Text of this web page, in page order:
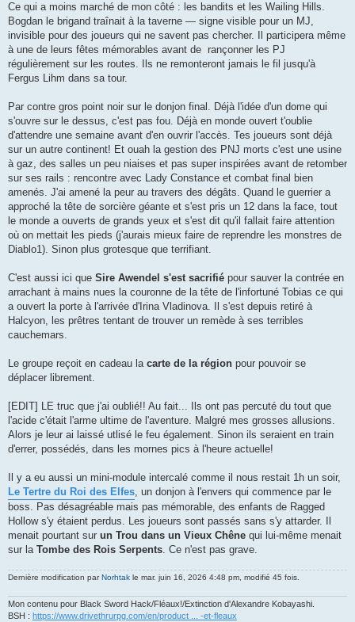
Ce qui a moins marché de mon côté : les bandits et les Wailing Hills.
Bogdan le brigand traînait à la taverne — signe visible pour un MJ,
invisible pour des joueurs qui ne savent pas chercher. Il participera même
à une de leurs fêtes mémorables avant de rançonner les PJ
régulièrement sur les routes. Ils ne remonteront jamais le fil jusqu'à
Fergus Lihm dans sa tour.
Par contre gros point noir sur le donjon final. Déjà l'idée d'un dome qui
s'ouvre sur le dessus, c'est pas fou. Déjà en monde ouvert t'oublie
d'attendre une semaine avant d'en ouvrir l'accès. Tes joueurs sont déjà
sur un autre continent! Et ouah la gestion des PNJ morts c'est une usine
à gaz, des salles un peu niaises et pas super inspirées avant de retomber
sur ses rails : rencontre avec Lady Constance et combat final bien
amenés. J'ai amené la peur au travers des dégâts. Quand le guerrier a
approché la tête de sorcière géante et s'est pris un 12 dans la face, tout
le monde a ouverts de grands yeux et s'est dit qu'il fallait faire attention
où on mettait les pieds (j'aurais mieux faire de reprendre les monstres de
Diablo1). Sinon plus grotesque que terrifiant.
C'est aussi ici que Sire Awendel s'est sacrifié pour sauver la contrée en
arrachant à mains nues la couronne de la tête de l'infortuné Tobias ce qui
a ouvert la porte à l'arrivée d'Irina Vladinova. Il s'est depuis retiré à
Halcyon, les prêtres tentant de trouver un remède à ses terribles
cauchemars.
Le groupe reçoit en cadeau lacarte de la région pour pouvoir se
déplacer librement.
[EDIT] LE truc que j'ai oublié!! Au fait... Ils ont pas percuté du tout que
l'acide c'était l'arme ultime de l'aventure. Malgré mes grosses allusions.
Alors je leur ai laissé utlisé le feu également. Sinon ils seraient en train
d'errer, possédés, dans les mornes pics à l'heure actuelle!
Il y a eu aussi un mini-module intercalé comme il nous restait 1h un soir,
Le Tertre du Roi des Elfes, un donjon à l'envers qui commence par le
boss. Pas désagréable mais pas mémorable, des enfants de Ragged
Hollow s'y étaient perdus. Les joueurs sont passés sans s'y attarder. Il
menait pourtant sur un Trou dans un Vieux Chêne qui lui-même menait
sur la Tombe des Rois Serpents. Ce n'est pas grave.
Dernière modification parNorhtak le mar. juin 16, 2026 4:48 pm, modifié 45 fois.
Mon contenu pour Black Sword Hack/Fléaux!/Extinction d'Alexandre Kobayashi.
BSH : https://www.drivethrurpg.com/en/product ... -et-fleaux